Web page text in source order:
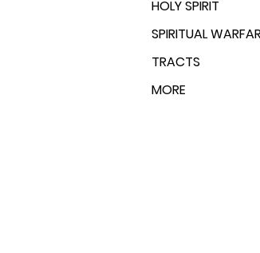
HOLY SPIRIT
SPIRITUAL
TRACTS
MORE